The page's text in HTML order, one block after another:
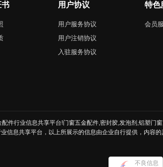
书 用户协议
用户服务协议
用户注销协议
入驻服务协议
特色
会员
件行业信息共享平台!门窗五金配件,密封胶,发泡剂,铝塑
信息共享平台，以上所展示的信息由企业自行提供，内容
不良信息